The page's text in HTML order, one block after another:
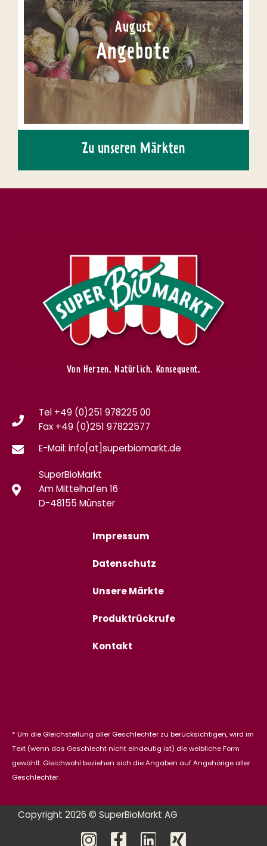
August
Angebote
Zu unseren Märkten
Von Herzen. Natürlich. Konsequent.
Tel +49 (0)251 978225 00
Fax +49 (0)251 97822577
E-Mail: info[at]superbiomarkt.de
SuperBioMarkt
Am Mittelhafen 16
D-48155 Münster
Impressum
Datenschutz
Unsere Märkte
Produktrückrufe
Kontakt
* Um die Gleichstellung aller Geschlechter zu berücksichtigen, wird im
Text (wenn das Geschlecht nicht eindeutig ist) die weibliche Form
gewählt. Gleichwohl beziehen sich die Angaben auf Angehörige aller
Geschlechter.
Copyright 2026 © SuperBioMarkt AG